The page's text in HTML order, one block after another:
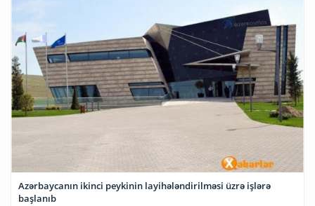
Azərbaycanın ikinci peykinin layihələndirilməsi üzrə işlərə
başlanıb